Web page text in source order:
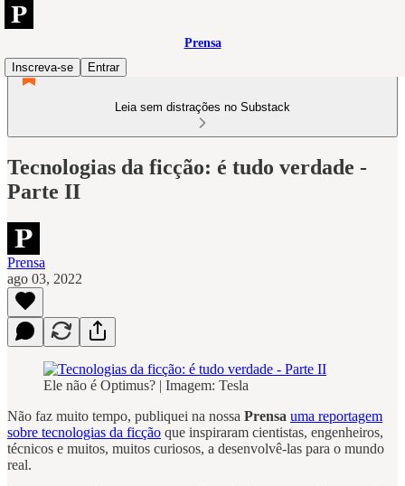
Prensa
Inscreva-se
Entrar
Leia sem distrações no Substack
Tecnologias da ficção: é tudo verdade -
Parte II
Prensa
ago 03, 2022
Ele não é Optimus? | Imagem: Tesla
Não faz muito tempo, publiquei na nossa Prensa uma reportagem
sobre tecnologias da ficção que inspiraram cientistas, engenheiros,
técnicos e muitos, muitos curiosos, a desenvolvê-las para o mundo
real.